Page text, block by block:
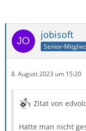
jobisoft
Senior-
8. August 2023 um 15:20
Zitat von
Hatte man nicht